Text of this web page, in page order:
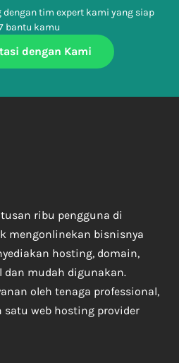
tim expert kami yang siap
bantu kamu
dengan Kami
ribu pengguna di
mengonlinekan bisnisnya
hosting, domain,
dan mudah digunakan.
oleh tenaga professional,
web hosting provider